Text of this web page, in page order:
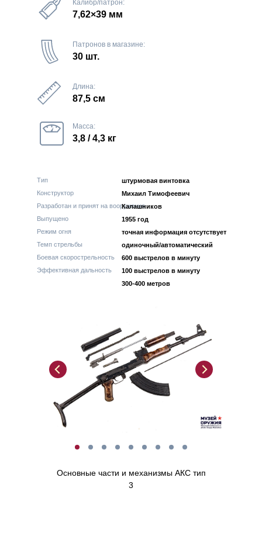
Основные части и механизмы АКС тип
3
Калибр/патрон:
Патронов в магазине:
7,62×39 мм
30 шт.
Длина:
Масса:
87,5 см
3,8 / 4,3 кг
Тип
Конструктор
Разработан и принят на вооружение
Выпущено
Режим огня
Темп стрельбы
Боевая скорострельность
Эффективная дальность
штурмовая винтовка
Михаил Тимофеевич
Калашников
1955 год
точная информация отсутствует
одиночный/автоматический
600 выстрелов в минуту
100 выстрелов в минуту
300-400 метров